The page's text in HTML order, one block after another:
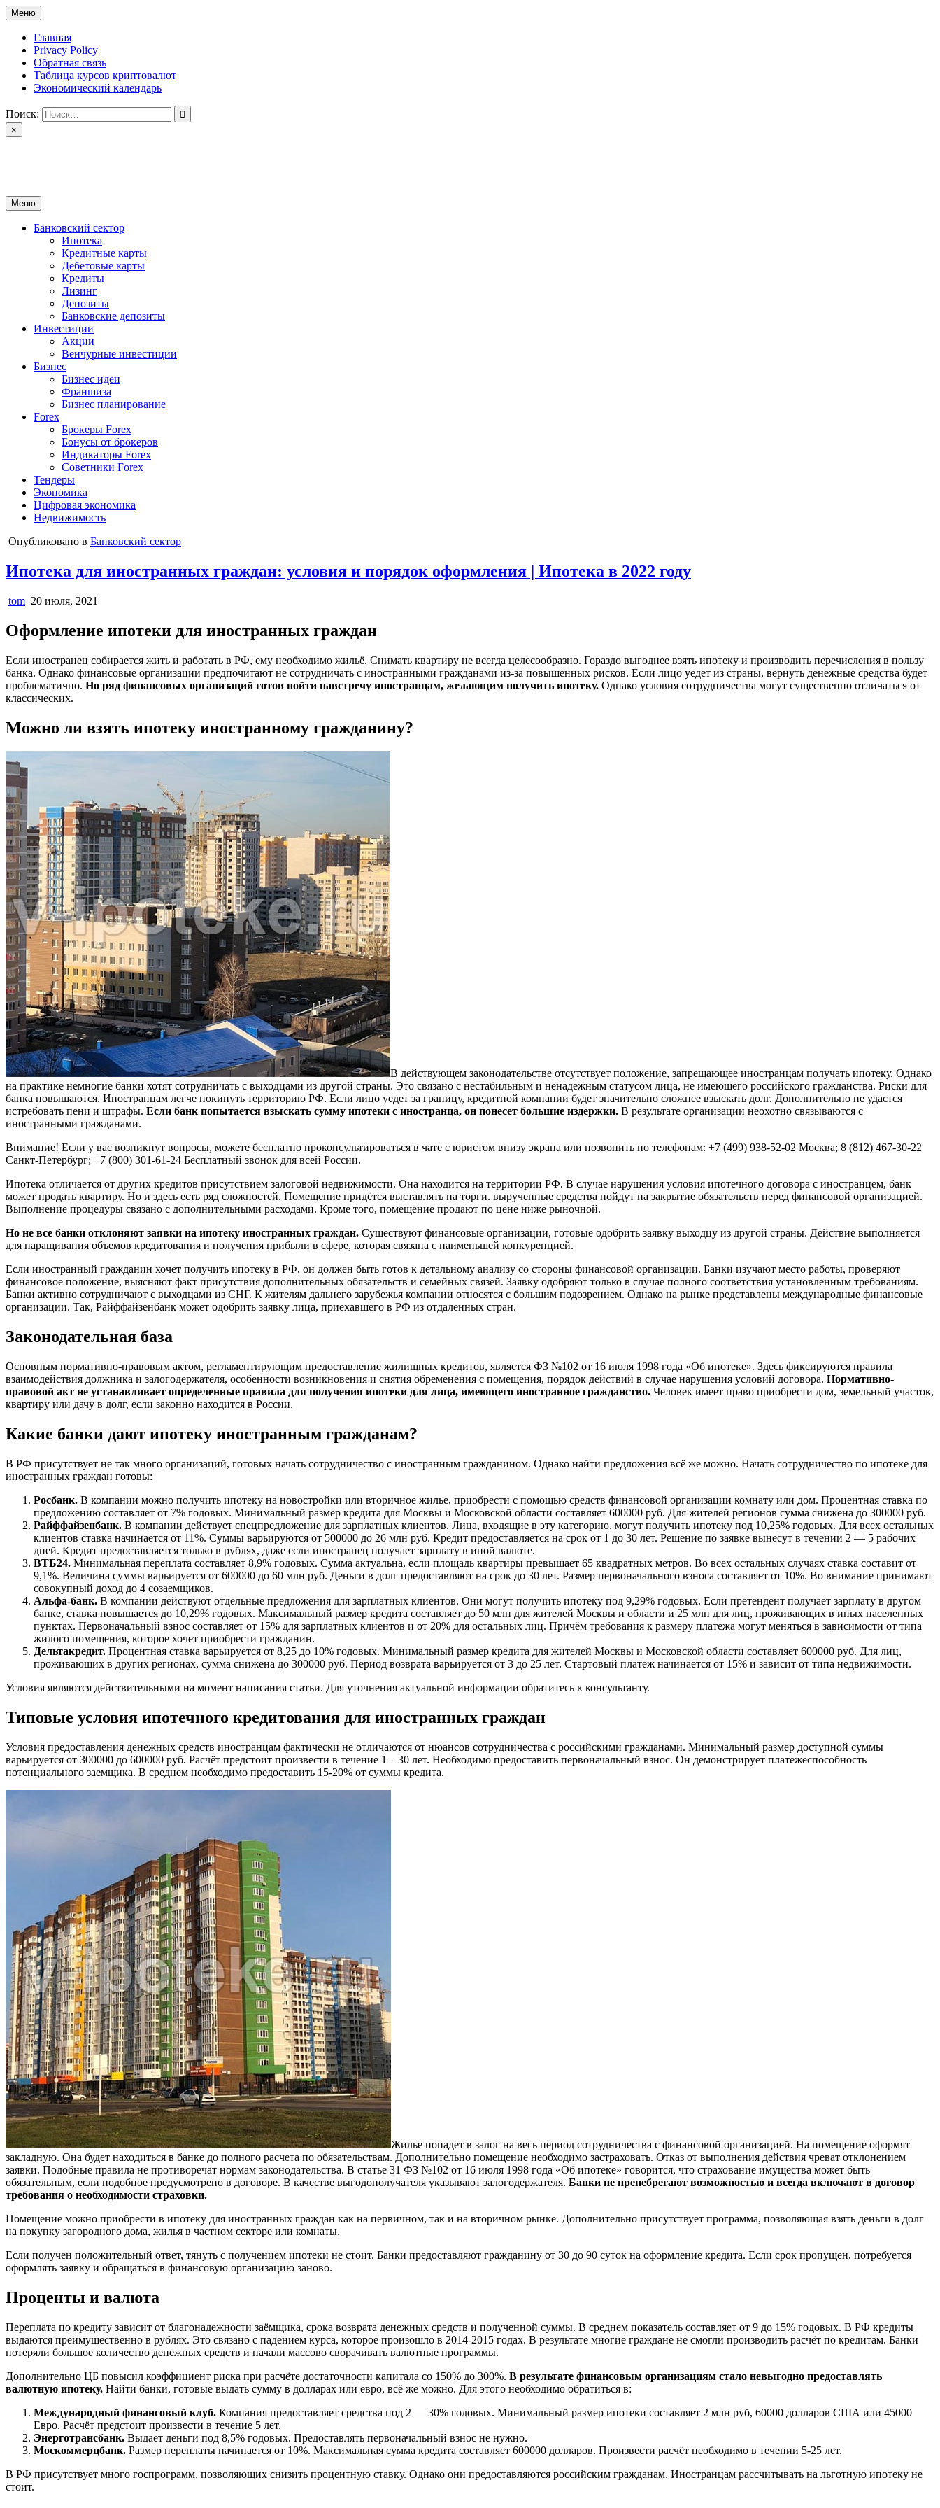
Перейти
к
содержимому
Меню
Главная
Privacy Policy
Обратная связь
Таблица курсов криптовалют
Экономический календарь
Поиск:
×
Меню
Банковский сектор
Ипотека
Кредитные карты
Дебетовые карты
Кредиты
Лизинг
Депозиты
Банковские депозиты
Инвестиции
Акции
Венчурные инвестиции
Бизнес
Бизнес идеи
Франшиза
Бизнес планирование
Forex
Брокеры Forex
Бонусы от брокеров
Индикаторы Forex
Советники Forex
Тендеры
Экономика
Цифровая экономика
Недвижимость
Опубликовано в Банковский сектор
Ипотека для иностранных граждан: условия и порядок оформления | Ипотека в 2022 году
tom 20 июля, 2021
Оформление ипотеки для иностранных граждан
Если иностранец собирается жить и работать в РФ, ему необходимо жильё. Снимать квартиру не всегда целесообразно. Гораздо выгоднее взять ипотеку и производить перечисления в пользу
банка. Однако финансовые организации предпочитают не сотрудничать с иностранными гражданами из-за повышенных рисков. Если лицо уедет из страны, вернуть денежные средства будет
проблематично. Но ряд финансовых организаций готов пойти навстречу иностранцам, желающим получить ипотеку. Однако условия сотрудничества могут существенно отличаться от
классических.
Можно ли взять ипотеку иностранному гражданину?
В действующем законодательстве отсутствует положение, запрещающее иностранцам получать ипотеку. Однако
на практике немногие банки хотят сотрудничать с выходцами из другой страны. Это связано с нестабильным и ненадежным статусом лица, не имеющего российского гражданства. Риски для
банка повышаются. Иностранцам легче покинуть территорию РФ. Если лицо уедет за границу, кредитной компании будет значительно сложнее взыскать долг. Дополнительно не удастся
истребовать пени и штрафы. Если банк попытается взыскать сумму ипотеки с иностранца, он понесет большие издержки. В результате организации неохотно связываются с
иностранными гражданами.
Внимание! Если у вас возникнут вопросы, можете бесплатно проконсультироваться в чате с юристом внизу экрана или позвонить по телефонам: +7 (499) 938-52-02 Москва; 8 (812) 467-30-22
Санкт-Петербург; +7 (800) 301-61-24 Бесплатный звонок для всей России.
Ипотека отличается от других кредитов присутствием залоговой недвижимости. Она находится на территории РФ. В случае нарушения условия ипотечного договора с иностранцем, банк
может продать квартиру. Но и здесь есть ряд сложностей. Помещение придётся выставлять на торги. вырученные средства пойдут на закрытие обязательств перед финансовой организацией.
Выполнение процедуры связано с дополнительными расходами. Кроме того, помещение продают по цене ниже рыночной.
Но не все банки отклоняют заявки на ипотеку иностранных граждан. Существуют финансовые организации, готовые одобрить заявку выходцу из другой страны. Действие выполняется
для наращивания объемов кредитования и получения прибыли в сфере, которая связана с наименьшей конкуренцией.
Если иностранный гражданин хочет получить ипотеку в РФ, он должен быть готов к детальному анализу со стороны финансовой организации. Банки изучают место работы, проверяют
финансовое положение, выясняют факт присутствия дополнительных обязательств и семейных связей. Заявку одобряют только в случае полного соответствия установленным требованиям.
Банки активно сотрудничают с выходцами из СНГ. К жителям дальнего зарубежья компании относятся с большим подозрением. Однако на рынке представлены международные финансовые
организации. Так, Райффайзенбанк может одобрить заявку лица, приехавшего в РФ из отдаленных стран.
Законодательная база
Основным нормативно-правовым актом, регламентирующим предоставление жилищных кредитов, является ФЗ №102 от 16 июля 1998 года «Об ипотеке». Здесь фиксируются правила
взаимодействия должника и залогодержателя, особенности возникновения и снятия обременения с помещения, порядок действий в случае нарушения условий договора. Нормативно-
правовой акт не устанавливает определенные правила для получения ипотеки для лица, имеющего иностранное гражданство. Человек имеет право приобрести дом, земельный участок,
квартиру или дачу в долг, если законно находится в России.
Какие банки дают ипотеку иностранным гражданам?
В РФ присутствует не так много организаций, готовых начать сотрудничество с иностранным гражданином. Однако найти предложения всё же можно. Начать сотрудничество по ипотеке для
иностранных граждан готовы:
Росбанк. В компании можно получить ипотеку на новостройки или вторичное жилье, приобрести с помощью средств финансовой организации комнату или дом. Процентная ставка по
предложению составляет от 7% годовых. Минимальный размер кредита для Москвы и Московской области составляет 600000 руб. Для жителей регионов сумма снижена до 300000 руб.
Райффайзенбанк. В компании действует спецпредложение для зарплатных клиентов. Лица, входящие в эту категорию, могут получить ипотеку под 10,25% годовых. Для всех остальных
клиентов ставка начинается от 11%. Суммы варьируются от 500000 до 26 млн руб. Кредит предоставляется на срок от 1 до 30 лет. Решение по заявке вынесут в течении 2 — 5 рабочих
дней. Кредит предоставляется только в рублях, даже если иностранец получает зарплату в иной валюте.
ВТБ24. Минимальная переплата составляет 8,9% годовых. Сумма актуальна, если площадь квартиры превышает 65 квадратных метров. Во всех остальных случаях ставка составит от
9,1%. Величина суммы варьируется от 600000 до 60 млн руб. Деньги в долг предоставляют на срок до 30 лет. Размер первоначального взноса составляет от 10%. Во внимание принимают
совокупный доход до 4 созаемщиков.
Альфа-банк. В компании действуют отдельные предложения для зарплатных клиентов. Они могут получить ипотеку под 9,29% годовых. Если претендент получает зарплату в другом
банке, ставка повышается до 10,29% годовых. Максимальный размер кредита составляет до 50 млн для жителей Москвы и области и 25 млн для лиц, проживающих в иных населенных
пунктах. Первоначальный взнос составляет от 15% для зарплатных клиентов и от 20% для остальных лиц. Причём требования к размеру платежа могут меняться в зависимости от типа
жилого помещения, которое хочет приобрести гражданин.
Дельтакредит. Процентная ставка варьируется от 8,25 до 10% годовых. Минимальный размер кредита для жителей Москвы и Московской области составляет 600000 руб. Для лиц,
проживающих в других регионах, сумма снижена до 300000 руб. Период возврата варьируется от 3 до 25 лет. Стартовый платеж начинается от 15% и зависит от типа недвижимости.
Условия являются действительными на момент написания статьи. Для уточнения актуальной информации обратитесь к консультанту.
Типовые условия ипотечного кредитования для иностранных граждан
Условия предоставления денежных средств иностранцам фактически не отличаются от нюансов сотрудничества с российскими гражданами. Минимальный размер доступной суммы
варьируется от 300000 до 600000 руб. Расчёт предстоит произвести в течение 1 – 30 лет. Необходимо предоставить первоначальный взнос. Он демонстрирует платежеспособность
потенциального заемщика. В среднем необходимо предоставить 15-20% от суммы кредита.
Жилье попадет в залог на весь период сотрудничества с финансовой организацией. На помещение оформят
закладную. Она будет находиться в банке до полного расчета по обязательствам. Дополнительно помещение необходимо застраховать. Отказ от выполнения действия чреват отклонением
заявки. Подобные правила не противоречат нормам законодательства. В статье 31 ФЗ №102 от 16 июля 1998 года «Об ипотеке» говорится, что страхование имущества может быть
обязательным, если подобное предусмотрено в договоре. В качестве выгодополучателя указывают залогодержателя. Банки не пренебрегают возможностью и всегда включают в договор
требования о необходимости страховки.
Помещение можно приобрести в ипотеку для иностранных граждан как на первичном, так и на вторичном рынке. Дополнительно присутствует программа, позволяющая взять деньги в долг
на покупку загородного дома, жилья в частном секторе или комнаты.
Если получен положительный ответ, тянуть с получением ипотеки не стоит. Банки предоставляют гражданину от 30 до 90 суток на оформление кредита. Если срок пропущен, потребуется
оформлять заявку и обращаться в финансовую организацию заново.
Проценты и валюта
Переплата по кредиту зависит от благонадежности заёмщика, срока возврата денежных средств и полученной суммы. В среднем показатель составляет от 9 до 15% годовых. В РФ кредиты
выдаются преимущественно в рублях. Это связано с падением курса, которое произошло в 2014-2015 годах. В результате многие граждане не смогли производить расчёт по кредитам. Банки
потеряли большое количество денежных средств и начали массово сворачивать валютные программы.
Дополнительно ЦБ повысил коэффициент риска при расчёте достаточности капитала со 150% до 300%. В результате финансовым организациям стало невыгодно предоставлять
валютную ипотеку. Найти банки, готовые выдать сумму в долларах или евро, всё же можно. Для этого необходимо обратиться в:
Международный финансовый клуб. Компания предоставляет средства под 2 — 30% годовых. Минимальный размер ипотеки составляет 2 млн руб, 60000 долларов США или 45000
Евро. Расчёт предстоит произвести в течение 5 лет.
Энерготрансбанк. Выдает деньги под 8,5% годовых. Предоставлять первоначальный взнос не нужно.
Москоммерцбанк. Размер переплаты начинается от 10%. Максимальная сумма кредита составляет 600000 долларов. Произвести расчёт необходимо в течении 5-25 лет.
В РФ присутствует много госпрограмм, позволяющих снизить процентную ставку. Однако они предоставляются российским гражданам. Иностранцам рассчитывать на льготную ипотеку не
стоит.